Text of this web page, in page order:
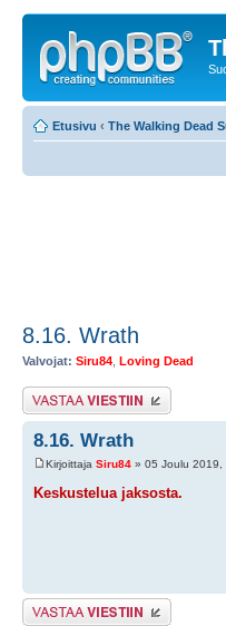
Etusivu ‹ The Walking Dead
8.16. Wrath
Valvojat: Siru84 Loving Dead
Lähetä vastaus
8.16. Wrath
Kirjoittaja Siru84 » 05 Joulu 2019,
Keskustelua jaksosta.
Lähetä vastaus